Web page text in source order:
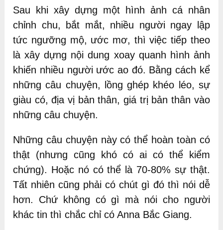
Sau khi xây dựng một hình ảnh cá nhân
chỉnh chu, bắt mắt, nhiều người ngay lập
tức ngưỡng mộ, ước mơ, thì việc tiếp theo
là xây dựng nội dung xoay quanh hình ảnh
khiến nhiều người ước ao đó. Bằng cách kể
những câu chuyện, lồng ghép khéo léo, sự
giàu có, địa vị bản thân, giá trị bản thân vào
những câu chuyện.
Những câu chuyện này có thể hoàn toàn có
thật (nhưng cũng khó có ai có thể kiểm
chứng). Hoặc nó có thể là 70-80% sự thật.
Tất nhiên cũng phải có chút gì đó thì nói dễ
hơn. Chứ không có gì mà nói cho người
khác tin thì chắc chỉ có Anna Bắc Giang.